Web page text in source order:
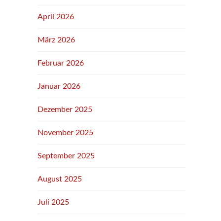
April 2026
März 2026
Februar 2026
Januar 2026
Dezember 2025
November 2025
September 2025
August 2025
Juli 2025